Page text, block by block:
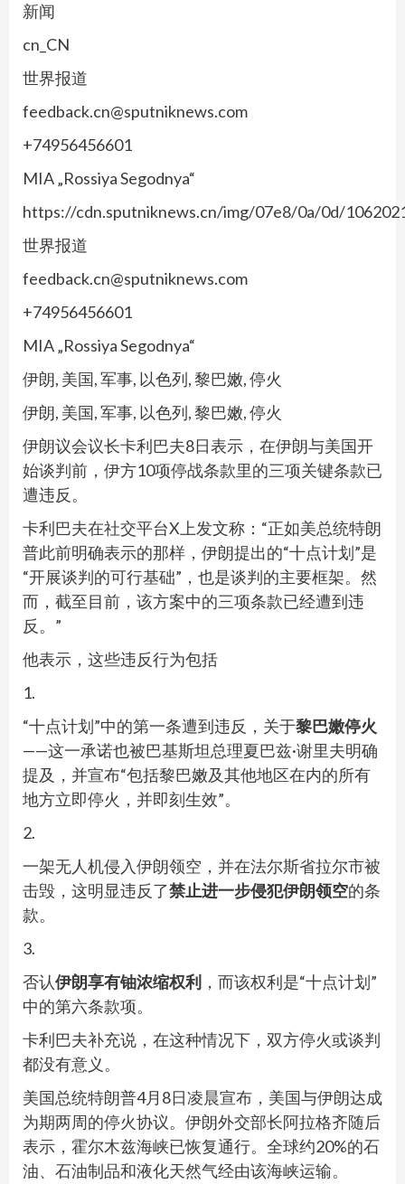
新闻
cn_CN
世界报道
feedback.cn@sputniknews.com
+74956456601
MIA „Rossiya Segodnya“
https://cdn.sputniknews.cn/img/07e8/0a/0d/
世界报道
feedback.cn@sputniknews.com
+74956456601
MIA „Rossiya Segodnya“
伊朗, 美国, 军事, 以色列, 黎巴嫩, 停火
伊朗, 美国, 军事, 以色列, 黎巴嫩, 停火
伊朗议会议长卡利巴夫8日表示，在伊朗与美国开
始谈判前，伊方10项停战条款里的三项关键条款已
遭违反。
卡利巴夫在社交平台X上发文称：“正如美总统特朗
普此前明确表示的那样，伊朗提出的“十点计划”是
“开展谈判的可行基础”，也是谈判的主要框架。然
而，截至目前，该方案中的三项条款已经遭到违
反。”
他表示，这些违反行为包括
1.
“十点计划”中的第一条遭到违反，关于黎巴嫩停火
——这一承诺也被巴基斯坦总理夏巴兹·谢里夫明确
提及，并宣布“包括黎巴嫩及其他地区在内的所有
地方立即停火，并即刻生效”。
2.
一架无人机侵入伊朗领空，并在法尔斯省拉尔市被
击毁，这明显违反了禁止进一步侵犯伊朗领空的条
款。
3.
否认伊朗享有铀浓缩权利 ，而该权利是“十点计划”
中的第六条款项。
卡利巴夫补充说，在这种情况下，双方停火或谈判
都没有意义。
美国总统特朗普4月8日凌晨宣布，美国与伊朗达成
为期两周的停火协议。伊朗外交部长阿拉格齐随后
表示，霍尔木兹海峡已恢复通行。全球约20%的石
油、石油制品和液化天然气经由该海峡运输。